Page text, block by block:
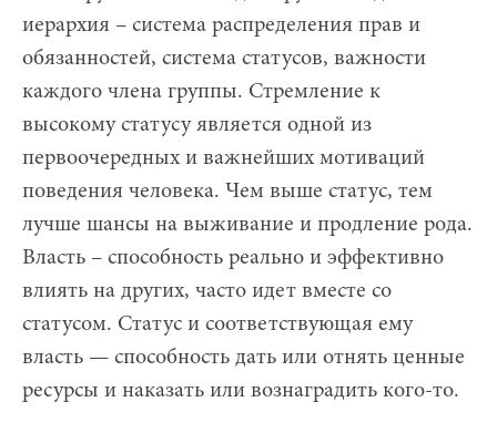
иерархия – система распределения прав и
обязанностей, система статусов, важности
каждого члена группы. Стремление к
высокому статусу является одной из
первоочередных и важнейших мотиваций
поведения человека. Чем выше статус, тем
лучше шансы на выживание и продление рода.
Власть – способность реально и эффективно
влиять на других, часто идет вместе со
статусом. Статус и соответствующая ему
власть — способность дать или отнять ценные
ресурсы и наказать или вознаградить кого-то.